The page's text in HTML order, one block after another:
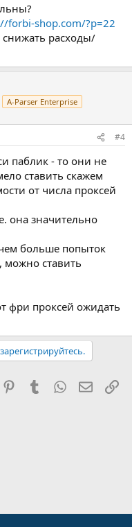
forbi-shop.com/?p=22
снижать расходы/
A-Parser Enterprise
#4
паблик - то они не
ставить скажем
от числа проксей
она значительно
больше попыток
можно ставить
фри проксей ожидать
PinterestTumblr WhatsApp